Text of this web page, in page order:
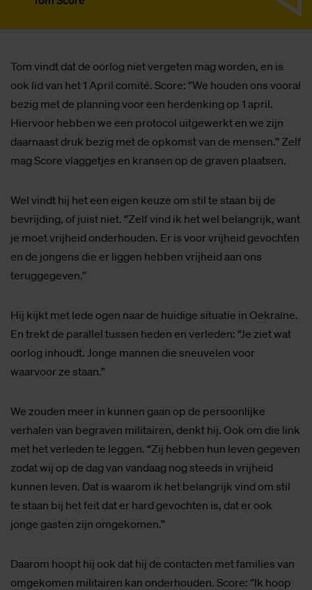
Tom vindt dat de oorlog niet vergeten mag worden, en is
ook lid van het 1 April comité. Score: ‘’We houden ons vooral
bezig met de planning voor een herdenking op 1 april.
Hiervoor hebben we een protocol uitgewerkt en we zijn
daarnaast druk bezig met de opkomst van de mensen.’’ Zelf
mag Score vlaggetjes en kransen op de graven plaatsen.
Wel vindt hij het een eigen keuze om stil te staan bij de
bevrijding, of juist niet. ‘’Zelf vind ik het wel belangrijk, want
je moet vrijheid onderhouden. Er is voor vrijheid gevochten
en de jongens die er liggen hebben vrijheid aan ons
teruggegeven.’’
Hij kijkt met lede ogen naar de huidige situatie in Oekraïne.
En trekt de parallel tussen heden en verleden: “Je ziet wat
oorlog inhoudt. Jonge mannen die sneuvelen voor
waarvoor ze staan.”
We zouden meer in kunnen gaan op de persoonlijke
verhalen van begraven militairen, denkt hij. Ook om die link
met het verleden te leggen. “Zij hebben hun leven gegeven
zodat wij op de dag van vandaag nog steeds in vrijheid
kunnen leven. Dat is waarom ik het belangrijk vind om stil
te staan bij het feit dat er hard gevochten is, dat er ook
jonge gasten zijn omgekomen.”
Daarom hoopt hij ook dat hij de contacten met families van
omgekomen militairen kan onderhouden. Score: ‘’Ik hoop